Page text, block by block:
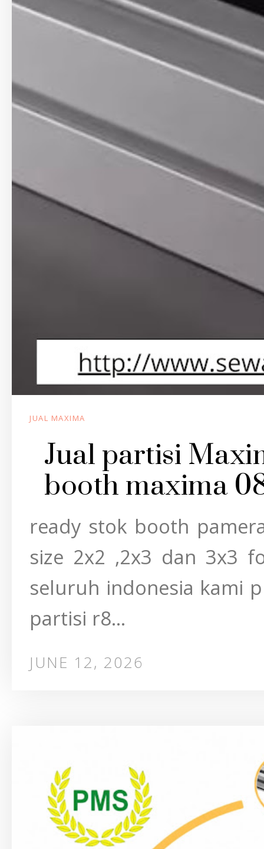
JUAL MAXIMA
Jual partisi
booth maxima
ready stok booth
size 2x2 ,2x3 dan 3x3
seluruh indonesia kami
partisi r8...
JUNE 12, 2026